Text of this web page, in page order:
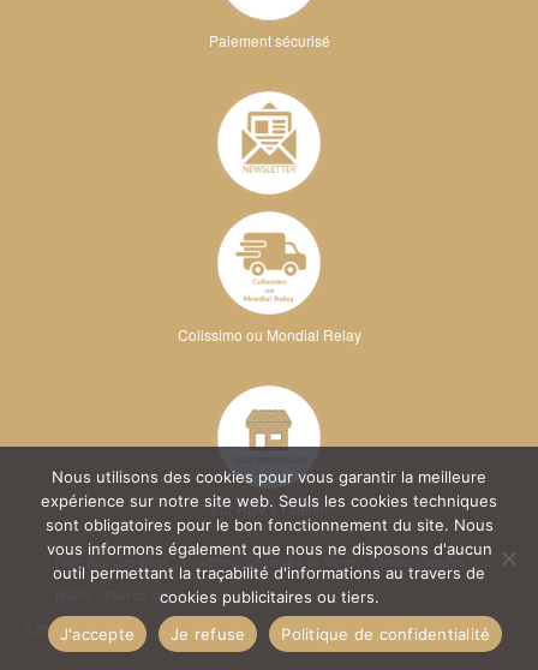
Paiement sécurisé
Colissimo ou Mondial Relay
Sur RDV à l'atelier
Conditions Générales de Vente
Mentions légales
Plan du site
© 2026 Kréa Broderie
Nous utilisons des cookies pour vous garantir la meilleure
expérience sur notre site web. Seuls les cookies techniques
sont obligatoires pour le bon fonctionnement du site. Nous
vous informons également que nous ne disposons d'aucun
outil permettant la traçabilité d'informations au travers de
cookies publicitaires ou tiers.
J'accepte
Je refuse Politique de confidentialité